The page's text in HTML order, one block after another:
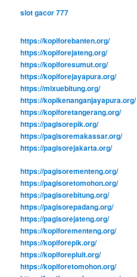
slot gacor 777
https://kopiforebanten.org/
https://kopiforejateng.org/
https://kopiforesumut.org/
https://kopiforejayapura.org/
https://mixuebitung.org/
https://kopikenanganjayapura.org/
https://kopiforetangerang.org/
https://pagisorepik.org/
https://pagisoremakassar.org/
https://pagisorejakarta.org/
https://pagisorementeng.org/
https://pagisoretomohon.org/
https://pagisorebitung.org/
https://pagisorepadang.org/
https://pagisorejateng.org/
https://kopiforementeng.org/
https://kopiforepik.org/
https://kopiforepluit.org/
https://kopiforetomohon.org/